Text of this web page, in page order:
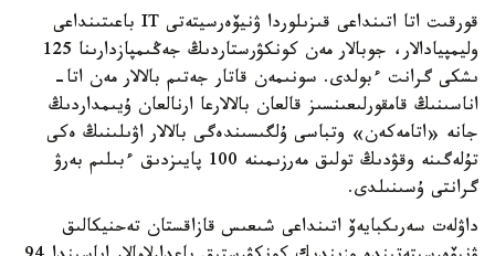
قورقىت اتا اتىنداعى قىزىلوردا ۋنيۆەرسيتەتى IT باعىتىنداعى
وليمپيادالار، جوبالار مەن كونكۋرستاردىڭ جەڭىمپازدارىنا 125
ىشكى گرانت ءبولدى. سونىمەن قاتار جەتىم بالالار مەن اتا-
اناسىنىڭ قامقورلىعىنسىز قالعان بالالارعا ارنالعان ۇيىمداردىڭ
جانە «اتامەكەن» وتباسى ۇلگىسىندەگى بالالار اۋىلىنىڭ ەكى
تۇلەگىنە وقۋدىڭ تولىق مەرزىمىنە 100 پايىزدىق ءبىلىم بەرۋ
گرانتى ۇسىنىلدى.
داۋلەت سەرىكبايەۆ اتىنداعى شىعىس قازاقستان تەحنيكالىق